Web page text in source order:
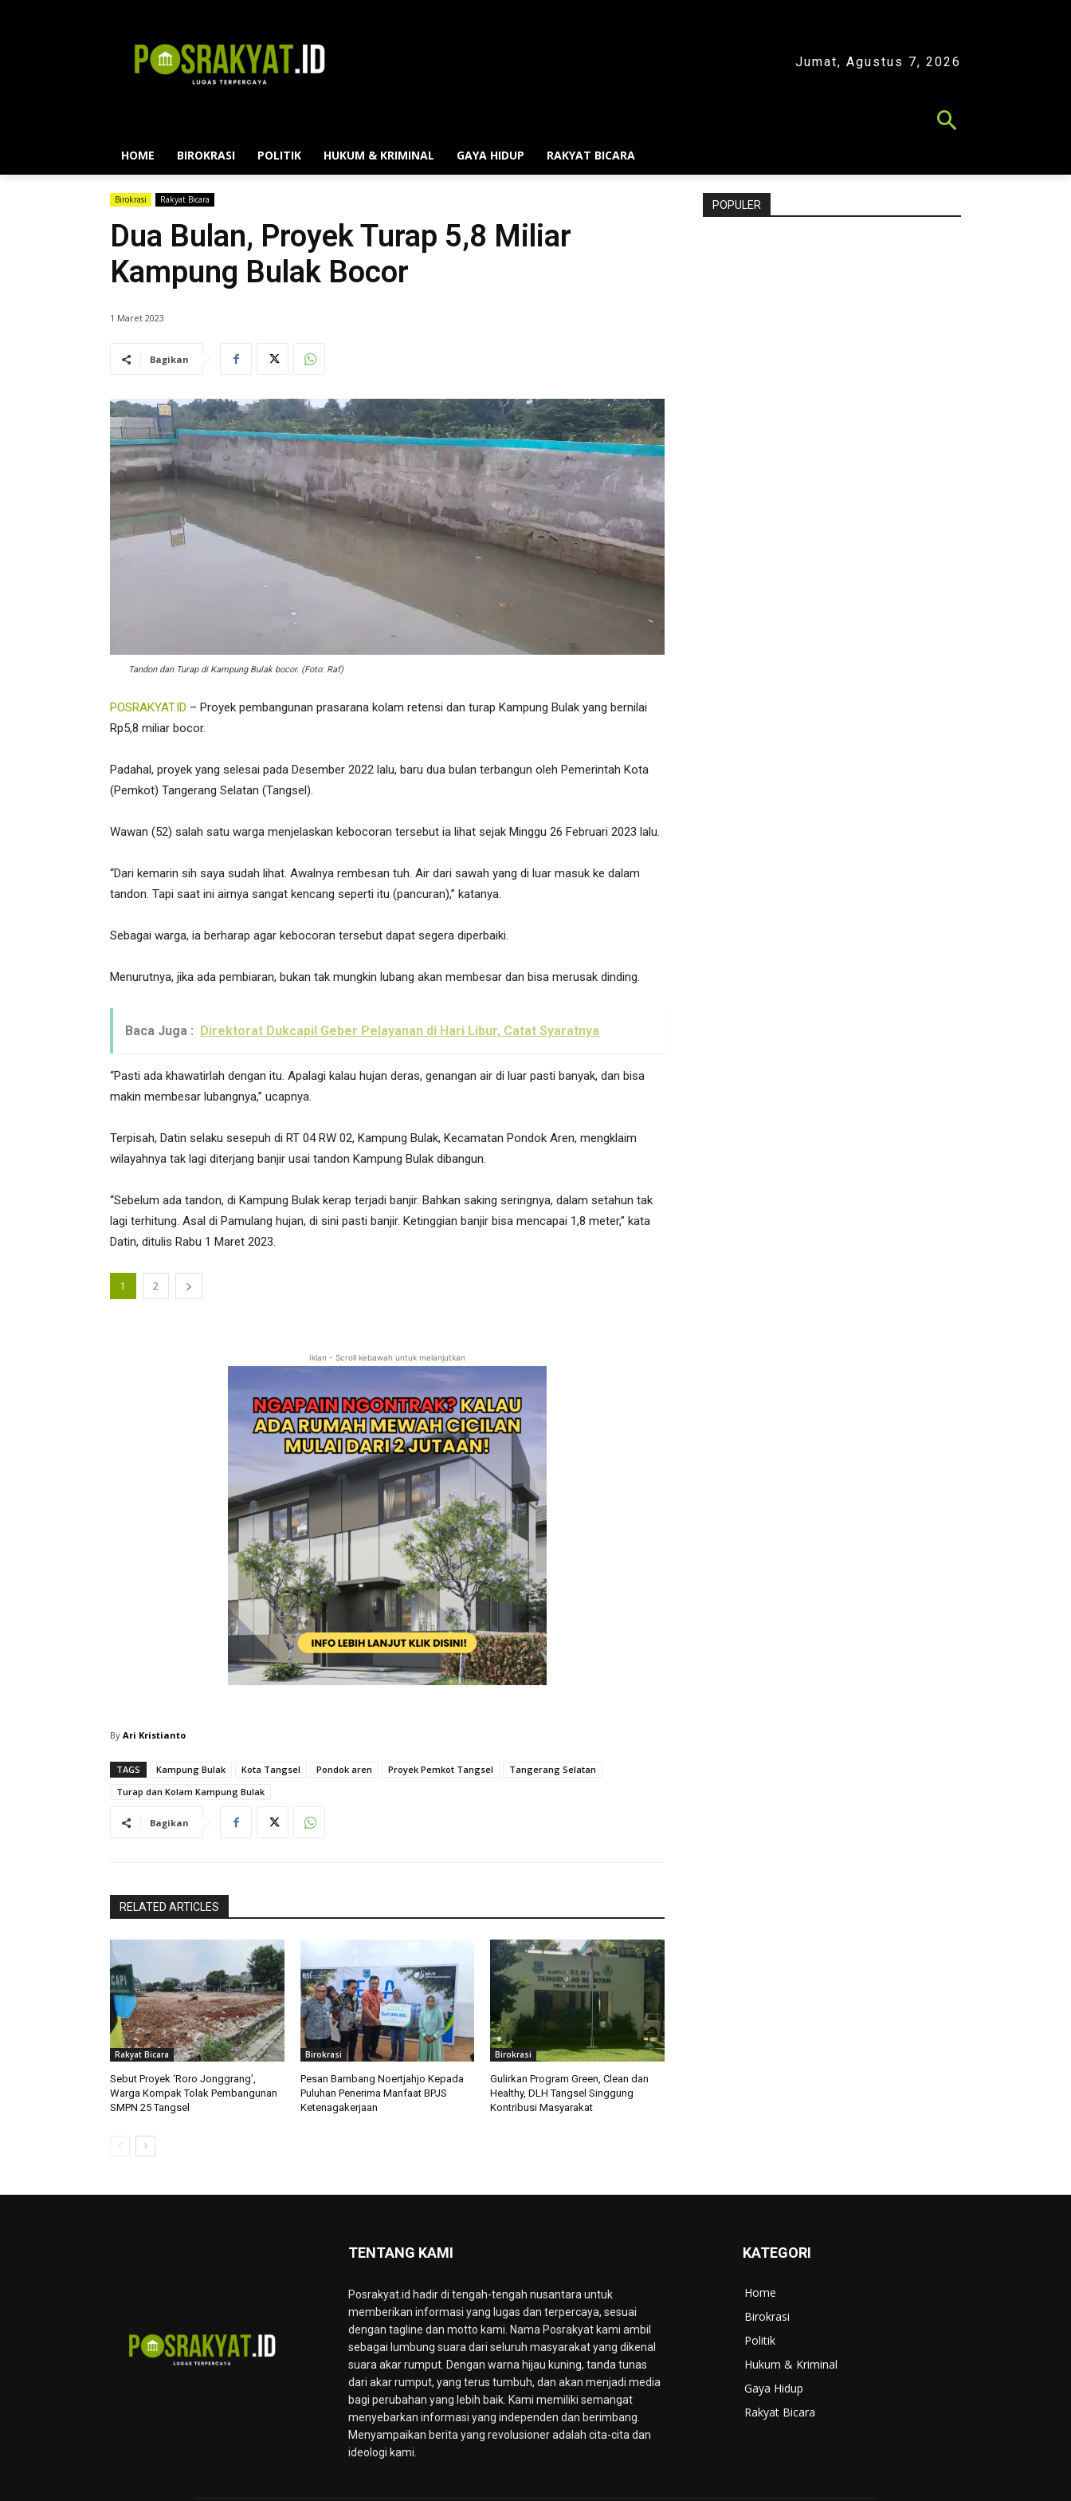
Jumat, Agustus 7, 2026
HOME BIROKRASI POLITIK HUKUM & KRIMINAL GAYA HIDUP RAKYAT BICARA
Birokrasi Rakyat Bicara
Dua Bulan, Proyek Turap 5,8 Miliar
Kampung Bulak Bocor
1 Maret 2023
Bagikan
Tandon dan Turap di Kampung Bulak bocor. (Foto: Raf)
POSRAKYAT.ID – Proyek pembangunan prasarana kolam retensi dan turap Kampung Bulak yang bernilai
Rp5,8 miliar bocor.
Padahal, proyek yang selesai pada Desember 2022 lalu, baru dua bulan terbangun oleh Pemerintah Kota
(Pemkot) Tangerang Selatan (Tangsel).
Wawan (52) salah satu warga menjelaskan kebocoran tersebut ia lihat sejak Minggu 26 Februari 2023 lalu.
“Dari kemarin sih saya sudah lihat. Awalnya rembesan tuh. Air dari sawah yang di luar masuk ke dalam
tandon. Tapi saat ini airnya sangat kencang seperti itu (pancuran),” katanya.
Sebagai warga, ia berharap agar kebocoran tersebut dapat segera diperbaiki.
Menurutnya, jika ada pembiaran, bukan tak mungkin lubang akan membesar dan bisa merusak dinding.
Baca Juga : Direktorat Dukcapil Geber Pelayanan di Hari Libur, Catat Syaratnya
“Pasti ada khawatirlah dengan itu. Apalagi kalau hujan deras, genangan air di luar pasti banyak, dan bisa
makin membesar lubangnya,” ucapnya.
Terpisah, Datin selaku sesepuh di RT 04 RW 02, Kampung Bulak, Kecamatan Pondok Aren, mengklaim
wilayahnya tak lagi diterjang banjir usai tandon Kampung Bulak dibangun.
“Sebelum ada tandon, di Kampung Bulak kerap terjadi banjir. Bahkan saking seringnya, dalam setahun tak
lagi terhitung. Asal di Pamulang hujan, di sini pasti banjir. Ketinggian banjir bisa mencapai 1,8 meter,” kata
Datin, ditulis Rabu 1 Maret 2023.
1 2
Iklan - Scroll kebawah untuk melanjutkan
By Ari Kristianto
TAGS Kampung Bulak Kota Tangsel Pondok aren Proyek Pemkot Tangsel
Tangerang Selatan
Turap dan Kolam Kampung Bulak
Bagikan
RELATED ARTICLES
Rakyat Bicara
Sebut Proyek ‘Roro Jonggrang’,
Warga Kompak Tolak Pembangunan
SMPN 25 Tangsel
Birokrasi
Pesan Bambang Noertjahjo Kepada
Puluhan Penerima Manfaat BPJS
Ketenagakerjaan
Birokrasi
Gulirkan Program Green, Clean dan
Healthy, DLH Tangsel Singgung
Kontribusi Masyarakat
POPULER
TENTANG KAMI
Posrakyat.id hadir di tengah-tengah nusantara untuk
memberikan informasi yang lugas dan terpercaya, sesuai
dengan tagline dan motto kami. Nama Posrakyat kami ambil
sebagai lumbung suara dari seluruh masyarakat yang dikenal
suara akar rumput. Dengan warna hijau kuning, tanda tunas
dari akar rumput, yang terus tumbuh, dan akan menjadi media
bagi perubahan yang lebih baik. Kami memiliki semangat
menyebarkan informasi yang independen dan berimbang.
Menyampaikan berita yang revolusioner adalah cita-cita dan
ideologi kami.
KATEGORI
Home
Birokrasi
Politik
Hukum & Kriminal
Gaya Hidup
Rakyat Bicara